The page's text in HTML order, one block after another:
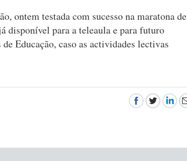
ontem testada com sucesso na maratona de
disponível para a teleaula e para futuro
Educação, caso as actividades lectivas